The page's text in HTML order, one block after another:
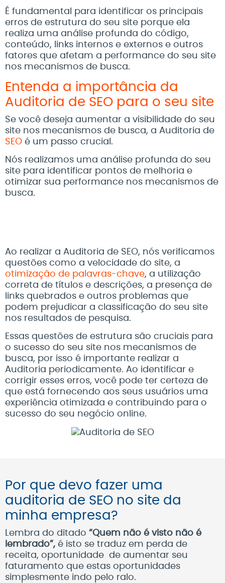
É fundamental para identificar os principais
erros de estrutura do seu site porque ela
realiza uma análise profunda do código,
conteúdo, links internos e externos e outros
fatores que afetam a performance do seu site
nos mecanismos de busca.
Entenda a importância da
Auditoria de SEO para o seu site
Se você deseja aumentar a visibilidade do seu
site nos mecanismos de busca, a Auditoria de
SEO é um passo crucial.
Nós realizamos uma análise profunda do seu
site para identificar pontos de melhoria e
otimizar sua performance nos mecanismos de
busca.
Ao realizar a Auditoria de SEO, nós verificamos
questões como a velocidade do site, a
otimização de palavras-chave, a utilização
correta de títulos e descrições, a presença de
links quebrados e outros problemas que
podem prejudicar a classificação do seu site
nos resultados de pesquisa.
Essas questões de estrutura são cruciais para
o sucesso do seu site nos mecanismos de
busca, por isso é importante realizar a
Auditoria periodicamente. Ao identificar e
corrigir esses erros, você pode ter certeza de
que está fornecendo aos seus usuários uma
experiência otimizada e contribuindo para o
sucesso do seu negócio online.
Por que devo fazer uma
auditoria de SEO no site da
minha empresa?
Lembra do ditado “Quem não é visto não é
lembrado”, é isto se traduz em perda de
receita, oportunidade de aumentar seu
faturamento que estas oportunidades
simplesmente indo pelo ralo.